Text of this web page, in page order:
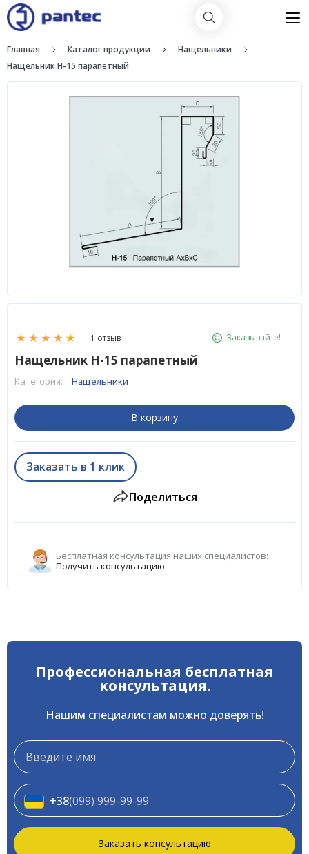
Главная Каталог продукции
Нащельники
Нащельник H-15 парапетный
★ ★ ★ ★ ★ 1 отзыв Заказывайте!
Нащельник H-15 парапетный
Категория: Нащельники
В корзину
Заказать в 1 клик
Поделиться
Бесплатная консультация наших специалистов:
Получить консультацию
Профессиональная бесплатная
консультация.
Нашим специалистам можно доверять!
Телефон
*
Телефон
+38(099) 999-99-99
Заказать консультацию